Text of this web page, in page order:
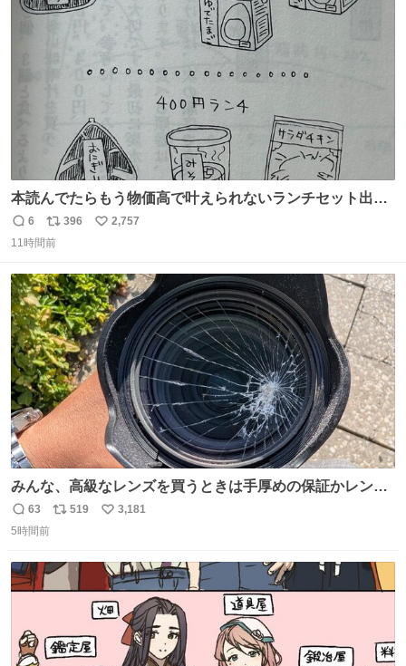
本読んでたらもう物価高で叶えられないランチセット出て
きた
返
信
6
リ
ポ
ト
数
396
い
数
2,757
11時間前
みんな、高級なレンズを買うときは手厚めの保証かレンズ
保護フィルターをちゃんと付けておくんだぞ、お兄さんと
返
信
63
リ
ト
数
519
い
数
3,181
5時間前